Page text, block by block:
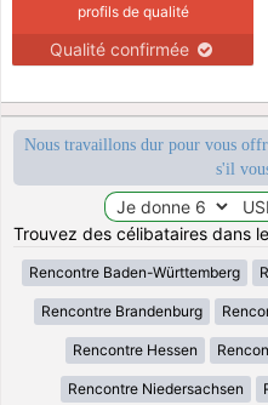
profils de qualité
Qualité confirmée
Nous travaillons dur pour vous
s'il
Trouvez des célibataires dans
Rencontre Baden-Württemberg
Rencontre Brandenburg
Rencontre Hessen
Rencontre Niedersachsen